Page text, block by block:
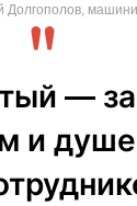
Долгополов,
—
и